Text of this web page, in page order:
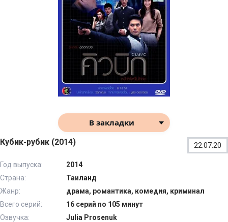
В закладки
Кубик-рубик (2014) 22.07.20
Год выпуска:
2014
Страна:
Таиланд
Жанр:
драма, романтика, комедия, криминал
Всего серий:
16 серий по 105 минут
Озвучка:
Julia Prosenuk